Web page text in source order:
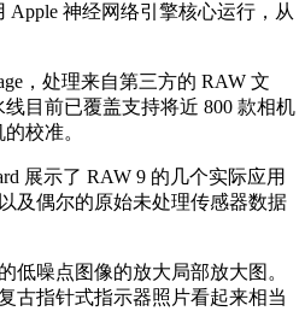
Apple 神经网络引擎核心运行，从
，处理来自第三方的 RAW 文
目前已覆盖支持将近 800 款相机
校准。
展示了 RAW 9 的几个实际应用
及偶尔的原始未处理传感器数据
噪点图像的放大局部放大图。
古指针式指示器照片看起来相当